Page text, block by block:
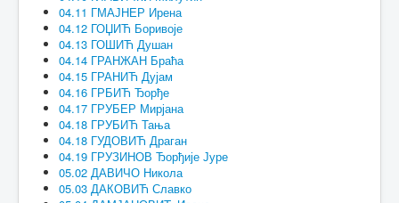
04.11 ГМАЈНЕР Ирена
04.12 ГОЏИЋ Боривоје
04.13 ГОШИЋ Душан
04.14 ГРАНЖАН Браћа
04.15 ГРАНИЋ Дујам
04.16 ГРБИЋ Ђорђе
04.17 ГРУБЕР Мирјана
04.18 ГРУБИЋ Тања
04.18 ГУДОВИЋ Драган
04.19 ГРУЗИНОВ Ђорђије Јуре
05.02 ДАВИЧО Никола
05.03 ДАКОВИЋ Славко